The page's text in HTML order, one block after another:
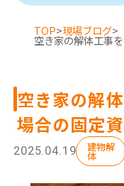
TOP>現場ブログ>
空き家の解体工事
空き家の解
場合の固定
2025.04.19 建物解
体